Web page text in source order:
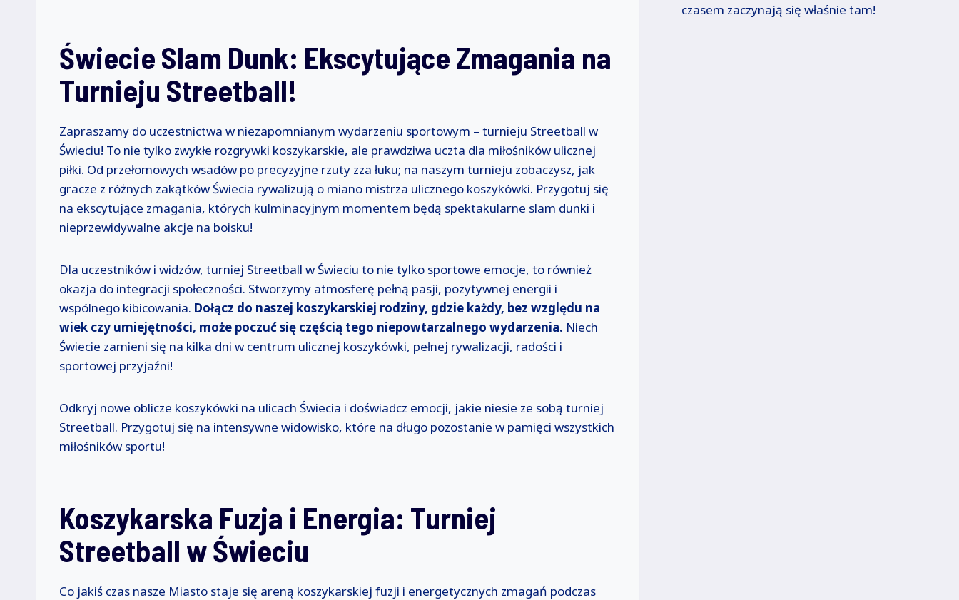
Świecie Slam Dunk: Ekscytujące Zmagania na
Turnieju Streetball!
Zapraszamy do uczestnictwa w niezapomnianym wydarzeniu sportowym – turnieju Streetball w
Świeciu! To nie tylko zwykłe rozgrywki koszykarskie, ale prawdziwa uczta dla miłośników ulicznej
piłki. Od przełomowych wsadów po precyzyjne rzuty zza łuku; na naszym turnieju zobaczysz, jak
gracze z różnych zakątków Świecia rywalizują o miano mistrza ulicznego koszykówki. Przygotuj się
na ekscytujące zmagania, których kulminacyjnym momentem będą spektakularne slam dunki i
nieprzewidywalne akcje na boisku!
Dla uczestników i widzów, turniej Streetball w Świeciu to nie tylko sportowe emocje, to również
okazja do integracji społeczności. Stworzymy atmosferę pełną pasji, pozytywnej energii i
wspólnego kibicowania. Dołącz do naszej koszykarskiej rodziny, gdzie każdy, bez względu na
wiek czy umiejętności, może poczuć się częścią tego niepowtarzalnego wydarzenia. Niech
Świecie zamieni się na kilka dni w centrum ulicznej koszykówki, pełnej rywalizacji, radości i
sportowej przyjaźni!
Odkryj nowe oblicze koszykówki na ulicach Świecia i doświadcz emocji, jakie niesie ze sobą turniej
Streetball. Przygotuj się na intensywne widowisko, które na długo pozostanie w pamięci wszystkich
miłośników sportu!
Koszykarska Fuzja i Energia: Turniej
Streetball w Świeciu
Co jakiś czas nasze Miasto staje się areną koszykarskiej fuzji i energetycznych zmagań podczas
czasem zaczynają się właśnie tam!